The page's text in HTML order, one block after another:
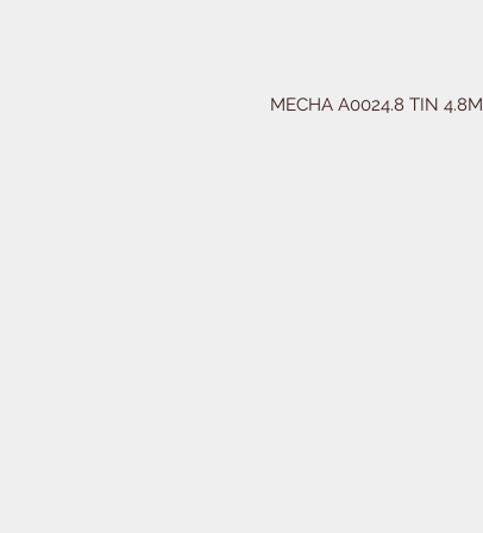
MECHA A0024.8 TIN